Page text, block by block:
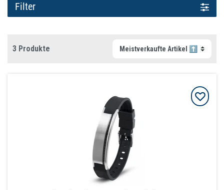
Filter
3 Produkte